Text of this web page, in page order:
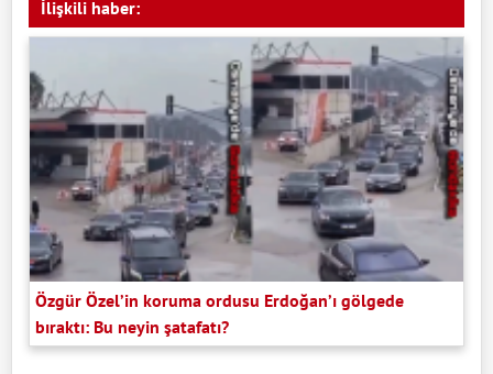
İlişkili haber:
Özgür Özel’in koruma ordusu Erdoğan’ı gölgede
bıraktı: Bu neyin şatafatı?